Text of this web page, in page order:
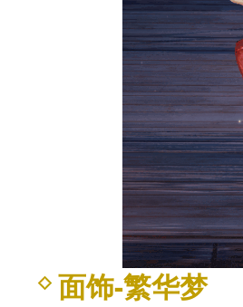
面饰-繁华梦